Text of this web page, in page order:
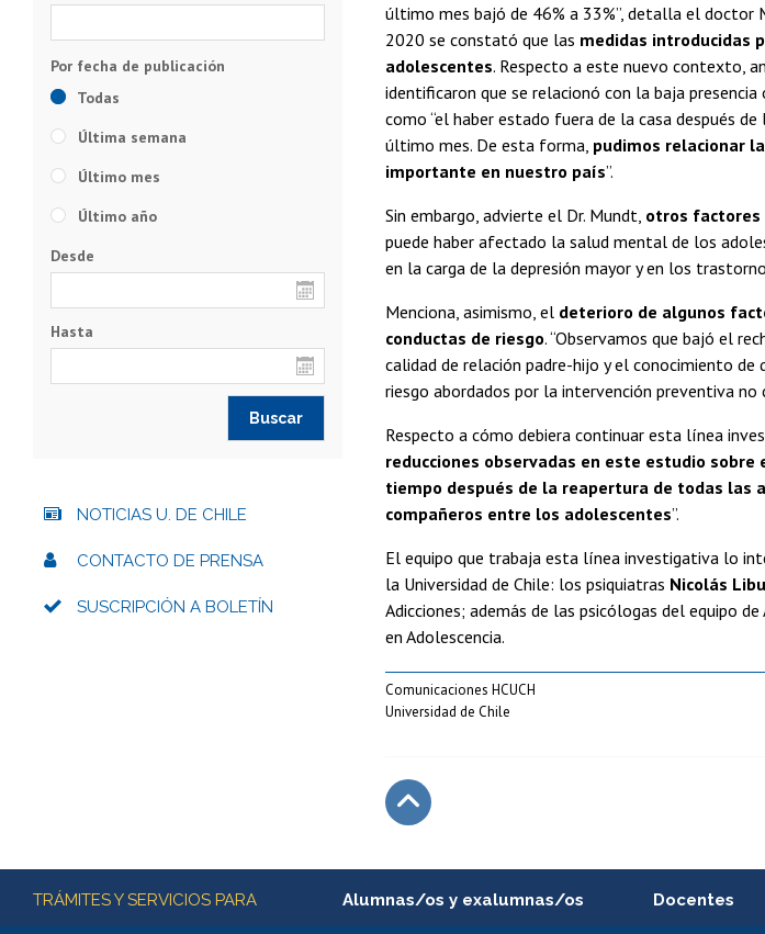
último mes bajó de 46% a 33%”, detalla el doctor
2020 se constató que las medidas introducidas
adolescentes. Respecto a este nuevo contexto,
identificaron que se relacionó con la baja
como “el haber estado fuera de la casa después
último mes. De esta forma, pudimos relacionar
importante en nuestro país”.
Sin embargo, advierte el Dr. Mundt, otros factores
puede haber afectado la salud mental de los
en la carga de la depresión mayor y en los
Menciona, asimismo, el deterioro de algunos
conductas de riesgo. “Observamos que bajó el
calidad de relación padre-hijo y el conocimiento
riesgo abordados por la intervención preventiva
Respecto a cómo debiera continuar esta línea
reducciones observadas en este estudio
tiempo después de la reapertura de todas las
compañeros entre los adolescentes”.
El equipo que trabaja esta línea investigativa lo
la Universidad de Chile: los psiquiatras Nicolás
Adicciones; además de las psicólogas del equipo de
en Adolescencia.
Comunicaciones HCUCH
Universidad de Chile
Todas
Última semana
Último mes
Último año
Desde
Hasta
NOTICIAS U. DE CHILE
CONTACTO DE PRENSA
SUSCRIPCIÓN A BOLETÍN
Más información
TRÁMITES Y SERVICIOS PARA Alumnas/os y exalumnas/os Docentes